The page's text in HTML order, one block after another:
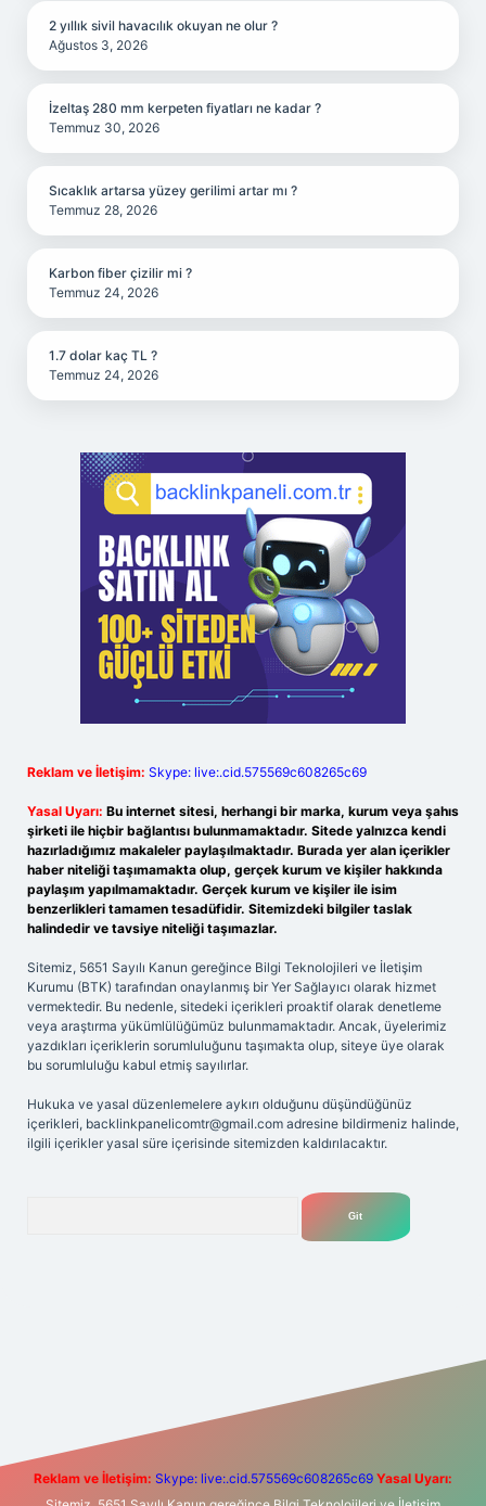
2 yıllık sivil havacılık okuyan ne olur ?
Ağustos 3, 2026
İzeltaş 280 mm kerpeten fiyatları ne kadar ?
Temmuz 30, 2026
Sıcaklık artarsa yüzey gerilimi artar mı ?
Temmuz 28, 2026
Karbon fiber çizilir mi ?
Temmuz 24, 2026
1.7 dolar kaç TL ?
Temmuz 24, 2026
Reklam ve İletişim: Skype: live:.cid.575569c608265c69
Yasal Uyarı: Bu internet sitesi, herhangi bir marka, kurum veya şahıs
şirketi ile hiçbir bağlantısı bulunmamaktadır. Sitede yalnızca kendi
hazırladığımız makaleler paylaşılmaktadır. Burada yer alan içerikler
haber niteliği taşımamakta olup, gerçek kurum ve kişiler hakkında
paylaşım yapılmamaktadır. Gerçek kurum ve kişiler ile isim
benzerlikleri tamamen tesadüfidir. Sitemizdeki bilgiler taslak
halindedir ve tavsiye niteliği taşımazlar.
Sitemiz, 5651 Sayılı Kanun gereğince Bilgi Teknolojileri ve İletişim
Kurumu (BTK) tarafından onaylanmış bir Yer Sağlayıcı olarak hizmet
vermektedir. Bu nedenle, sitedeki içerikleri proaktif olarak denetleme
veya araştırma yükümlülüğümüz bulunmamaktadır. Ancak, üyelerimiz
yazdıkları içeriklerin sorumluluğunu taşımakta olup, siteye üye olarak
bu sorumluluğu kabul etmiş sayılırlar.
Hukuka ve yasal düzenlemelere aykırı olduğunu düşündüğünüz
içerikleri, backlinkpanelicomtr@gmail.com adresine bildirmeniz halinde,
ilgili içerikler yasal süre içerisinde sitemizden kaldırılacaktır.
Reklam ve İletişim: Skype: live:.cid.575569c608265c69 Yasal Uyarı: